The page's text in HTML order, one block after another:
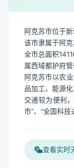
阿克苏市位于
该市隶属于阿
全市总面积
属西域都护府
阿克苏市以农
品加工、能源
交通较为便利
市”、“全国科
查看实时